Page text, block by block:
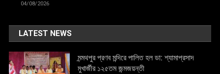
04/08/2026
LATEST NEWS
মন্মথপুর প্রণব মন্দিরে পালিত হল ডা: শ্যামাপ্রসাদ
মুখার্জীর ১২৫তম জন্মজয়ন্তী